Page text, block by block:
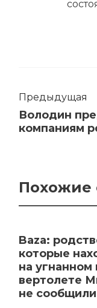
Предыдущая
Володин
компаниям
Похожие
Baza:
которые
на угнанном
вертолете
не